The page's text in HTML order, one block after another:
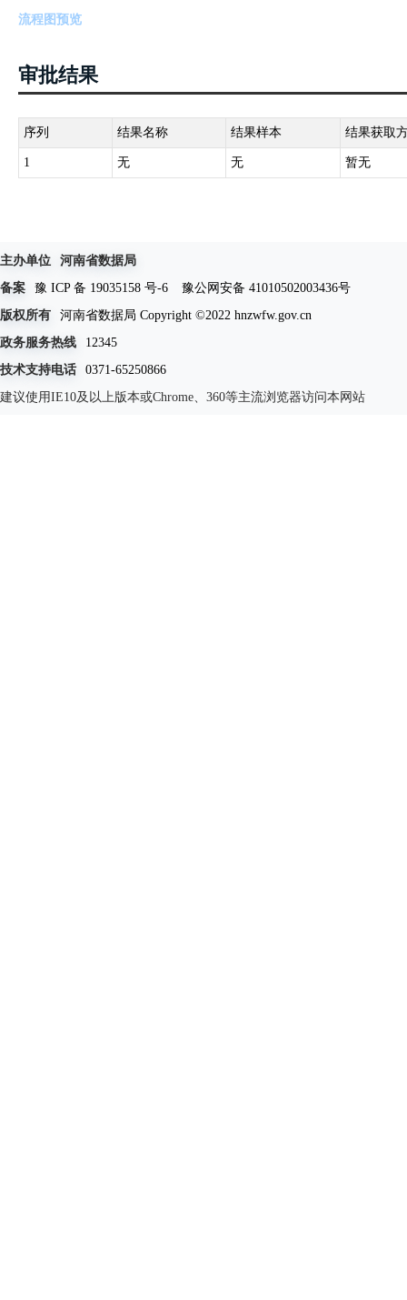
流程图预览
审批结果
序列 结果名称 结果样本 结果获取
1 无 无 暂无
主办单位
河南省数据局
备案
豫 ICP 备 19035158 号-6
豫公网安备 41010502003436号
版权所有
河南省数据局 Copyright ©2022 hnzwfw.gov.cn
政务服务热线
12345
技术支持电话
0371-65250866
建议使用IE10及以上版本或Chrome、360等主流浏览器访问本网站